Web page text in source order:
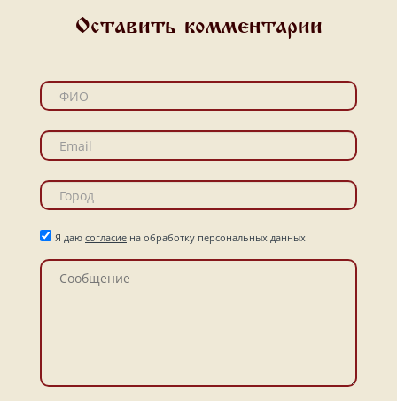
Оставить комментарии
Я даю согласие на обработку персональных данных